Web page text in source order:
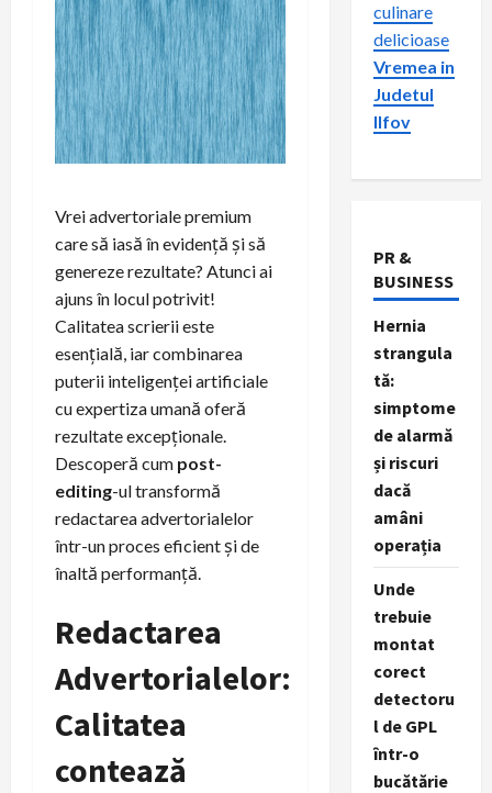
Vrei advertoriale premium
care să iasă în evidență și să
genereze rezultate? Atunci ai
ajuns în locul potrivit!
Calitatea scrierii este
esențială, iar combinarea
puterii inteligenței artificiale
cu expertiza umană oferă
rezultate excepționale.
Descoperă cum post-
editing-ul transformă
redactarea advertorialelor
într-un proces eficient și de
înaltă performanță.
Redactarea
Advertorialelor:
Calitatea
contează
culinare
delicioase
Vremea in
Judetul
Ilfov
PR &
BUSINESS
Hernia
strangula
tă:
simptome
de alarmă
și riscuri
dacă
amâni
operația
Unde
trebuie
montat
corect
detectoru
l de GPL
într-o
bucătărie